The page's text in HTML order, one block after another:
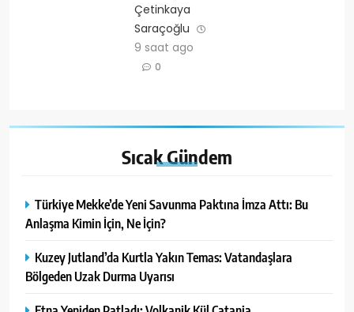
Çetinkaya
Saraçoğlu
9 saat ago
0
SıcakGündem
Türkiye Mekke’de Yeni Savunma Paktına İmza Attı: Bu
Anlaşma Kimin İçin, Ne İçin?
Kuzey Jutland’da Kurtla Yakın Temas: Vatandaşlara
Bölgeden Uzak Durma Uyarısı